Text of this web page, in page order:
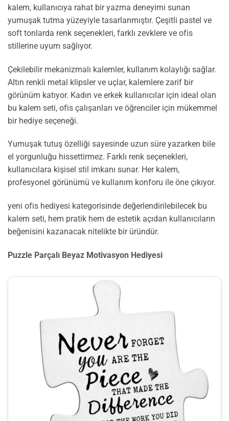
kalem, kullanıcıya rahat bir yazma deneyimi sunan
yumuşak tutma yüzeyiyle tasarlanmıştır. Çeşitli pastel ve
soft tonlarda renk seçenekleri, farklı zevklere ve ofis
stillerine uyum sağlıyor.
Çekilebilir mekanizmalı kalemler, kullanım kolaylığı sağlar.
Altın renkli metal klipsler ve uçlar, kalemlere zarif bir
görünüm katıyor. Kadın ve erkek kullanıcılar için ideal olan
bu kalem seti, ofis çalışanları ve öğrenciler için mükemmel
bir hediye seçeneği.
Yumuşak tutuş özelliği sayesinde uzun süre yazarken bile
el yorgunluğu hissettirmez. Farklı renk seçenekleri,
kullanıcılara kişisel stil imkanı sunar. Her kalem,
profesyonel görünümü ve kullanım konforu ile öne çıkıyor.
yeni ofis hediyesi kategorisinde değerlendirilebilecek bu
kalem seti, hem pratik hem de estetik açıdan kullanıcıların
beğenisini kazanacak nitelikte bir üründür.
Puzzle Parçalı Beyaz Motivasyon Hediyesi